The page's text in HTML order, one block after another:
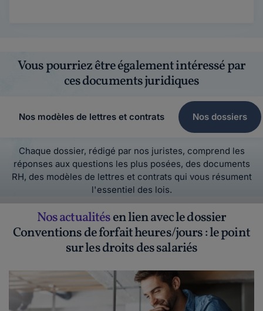
Vous pourriez être également intéressé par
ces documents juridiques
Nos modèles de lettres et contrats Nos dossiers
Chaque dossier, rédigé par nos juristes, comprend les
réponses aux questions les plus posées, des documents
RH, des modèles de lettres et contrats qui vous résument
l'essentiel des lois.
Nos actualitésen lien avec le dossier
Conventions de forfait heures/jours : le point
sur les droits des salariés